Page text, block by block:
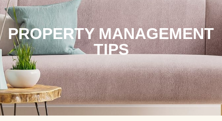
PROPERTY MANAGEMENT
TIPS